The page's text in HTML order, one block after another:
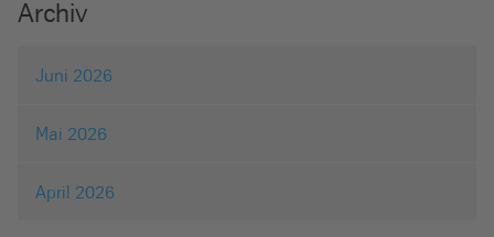
Archiv
Juni 2026
Mai 2026
April 2026